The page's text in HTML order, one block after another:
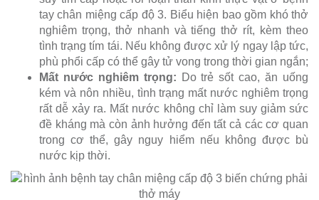
tay chân miệng cấp độ 3. Biểu hiện bao gồm khó thở
nghiêm trọng, thở nhanh và tiếng thở rít, kèm theo
tình trạng tím tái. Nếu không được xử lý ngay lập tức,
phù phổi cấp có thể gây tử vong trong thời gian ngắn;
Mất nước nghiêm trọng: Do trẻ sốt cao, ăn uống
kém và nôn nhiều, tình trạng mất nước nghiêm trọng
rất dễ xảy ra. Mất nước không chỉ làm suy giảm sức
đề kháng mà còn ảnh hưởng đến tất cả các cơ quan
trong cơ thể, gây nguy hiểm nếu không được bù
nước kịp thời.